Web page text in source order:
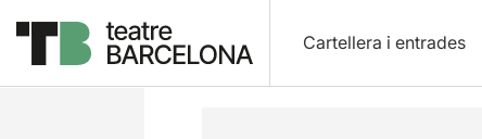
Cartellera i entrades
Descripció Fitxa artística